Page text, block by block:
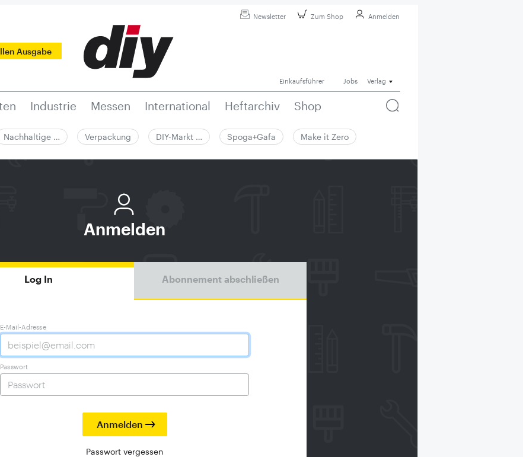
Newsletter Zum Shop Anmelden
Ausgabe
Einkaufsführer Jobs Verlag
Industrie Messen International Heftarchiv Shop
Nachhaltige … Verpackung DIY-Markt … Spoga+Gafa Make it Zero
Anmelden
Log In Abonnement abschließen
E-Mail-Adresse
Passwort
Passwort vergessen